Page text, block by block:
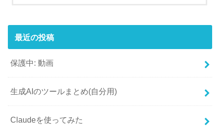
最近の投稿
保護中: 動画
生成AIのツールまとめ(自分用)
Claudeを使ってみた